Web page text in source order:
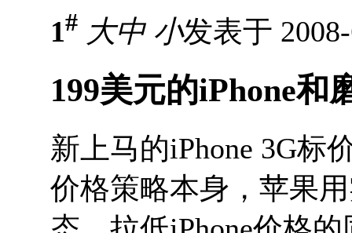
1# 大中 小发表于
199美元的iPhone和
新上马的iPhone 3G标
价格策略本身，苹果